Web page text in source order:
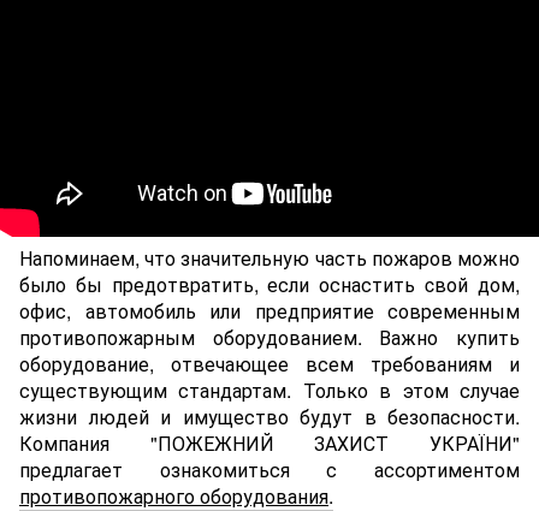
Напоминаем, что значительную часть пожаров можно
было бы предотвратить, если оснастить cвой дом,
офис, автомобиль или предприятие современным
противопожарным оборудованием. Важно купить
оборудование, отвечающее всем требованиям и
существующим стандартам. Только в этом случае
жизни людей и имущество будут в безопасности.
Компания "ПОЖЕЖНИЙ ЗАХИСТ УКРАЇНИ"
предлагает ознакомиться с ассортиментом
противопожарного оборудования.